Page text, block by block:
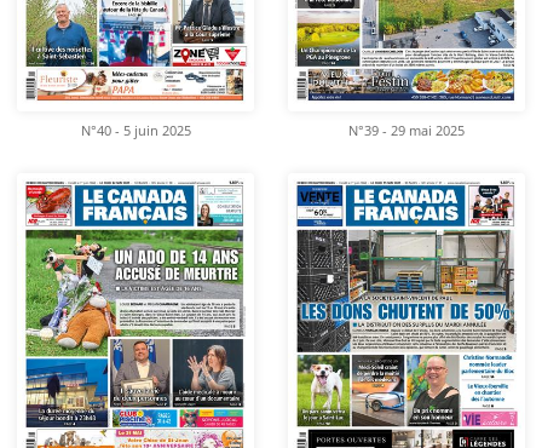
N°40 - 5 juin 2025 N°39 - 29 mai 2025